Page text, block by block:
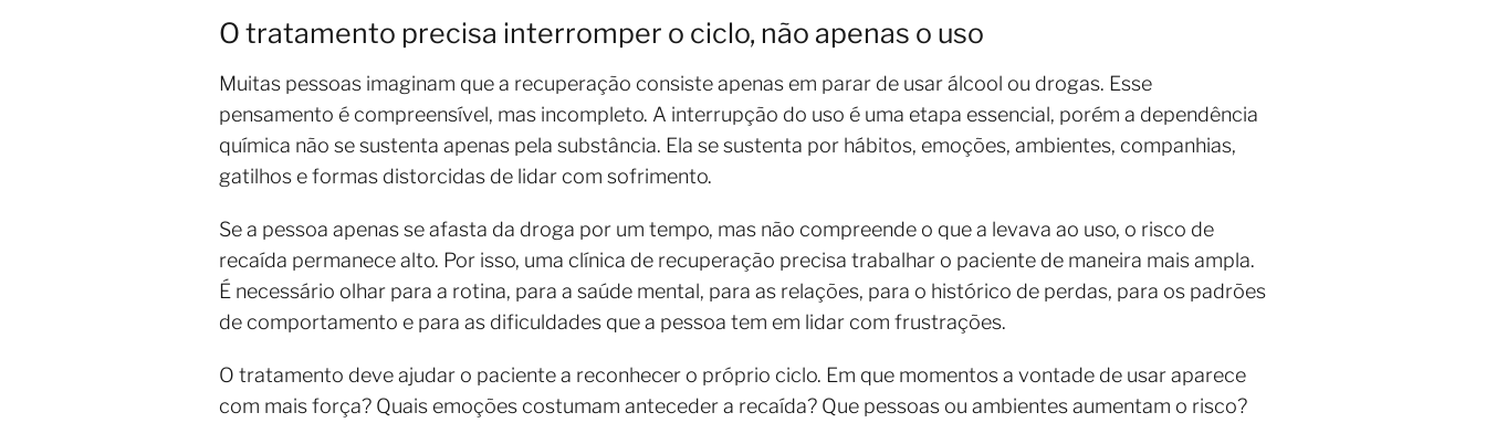
O tratamento precisa interromper o ciclo, não apenas o uso
Muitas pessoas imaginam que a recuperação consiste apenas em parar de usar álcool ou drogas. Esse
pensamento é compreensível, mas incompleto. A interrupção do uso é uma etapa essencial, porém a dependência
química não se sustenta apenas pela substância. Ela se sustenta por hábitos, emoções, ambientes, companhias,
gatilhos e formas distorcidas de lidar com sofrimento.
Se a pessoa apenas se afasta da droga por um tempo, mas não compreende o que a levava ao uso, o risco de
recaída permanece alto. Por isso, uma clínica de recuperação precisa trabalhar o paciente de maneira mais ampla.
É necessário olhar para a rotina, para a saúde mental, para as relações, para o histórico de perdas, para os padrões
de comportamento e para as dificuldades que a pessoa tem em lidar com frustrações.
O tratamento deve ajudar o paciente a reconhecer o próprio ciclo. Em que momentos a vontade de usar aparece
com mais força? Quais emoções costumam anteceder a recaída? Que pessoas ou ambientes aumentam o risco?